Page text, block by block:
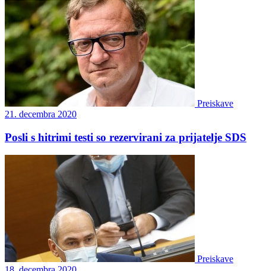
Preiskave
21. decembra 2020
Posli s hitrimi testi so rezervirani za prijatelje SDS
Preiskave